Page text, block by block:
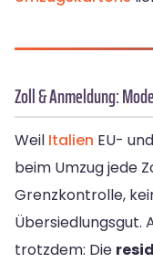
Zoll & Anmeldung:
Weil Italien EU-
beim Umzug jede
Grenzkontrolle,
Übersiedlungsgut.
trotzdem: Die